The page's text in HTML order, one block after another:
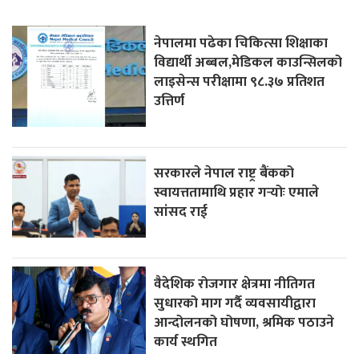
नेपालमा पढेका चिकित्सा शिक्षाका
विद्यार्थी अब्बल,मेडिकल काउन्सिलको
लाइसेन्स परीक्षामा ९८.३७ प्रतिशत
उत्तिर्ण
सरकारले नेपाल राष्ट्र बैंकको
स्वायत्ततामाथि प्रहार गर्‍योः एमाले
सांसद राई
वैदेशिक रोजगार क्षेत्रमा नीतिगत
सुधारको माग गर्दै व्यवसायीद्वारा
आन्दोलनको घोषणा, श्रमिक पठाउने
कार्य स्थगित